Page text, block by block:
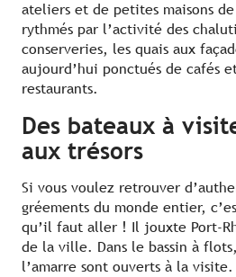
ateliers et de petites maisons
rythmés par l’activité des
conserveries, les quais aux
aujourd’hui ponctués de cafés
restaurants.
Des bateaux à
aux trésors
Si vous voulez retrouver
gréements du monde entier,
qu’il faut aller ! Il jouxte Port-
de la ville. Dans le bassin à
l’amarre sont ouverts à la